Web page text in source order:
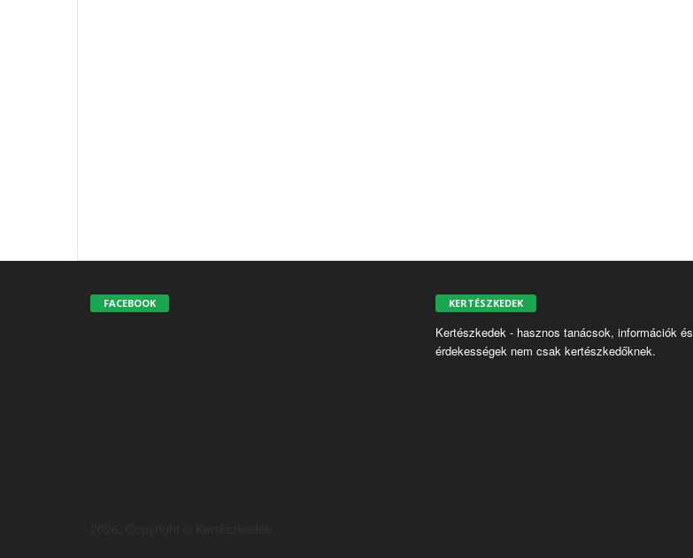
FACEBOOK KERTÉSZKEDEK
Kertészkedek - hasznos tanácsok, információk és
érdekességek nem csak kertészkedőknek.